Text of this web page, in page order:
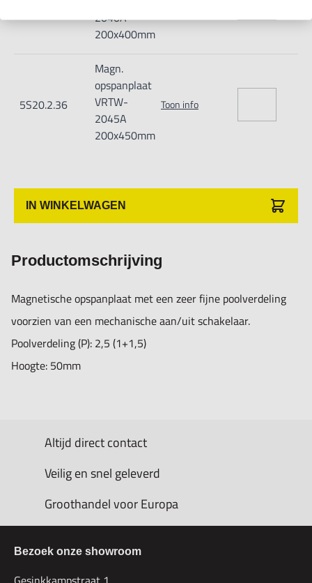
2040A
200x400mm
5S20.2.36
Magn.
opspanplaat
VRTW-
2045A
200x450mm
Toon info
IN WINKELWAGEN
Productomschrijving
Magnetische opspanplaat met een zeer fijne poolverdeling
voorzien van een mechanische aan/uit schakelaar.
Poolverdeling (P): 2,5 (1+1,5)
Hoogte: 50mm
Altijd direct contact
Veilig en snel geleverd
Groothandel voor Europa
Bezoek onze showroom